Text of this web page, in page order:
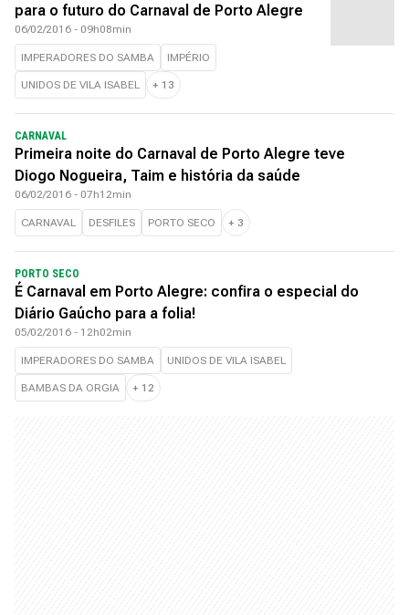
para o futuro do Carnaval de Porto Alegre
06/02/2016 - 09h08min
IMPERADORES DO SAMBA IMPÉRIO
UNIDOS DE VILA ISABEL + 13
CARNAVAL
Primeira noite do Carnaval de Porto Alegre teve
Diogo Nogueira, Taim e história da saúde
06/02/2016 - 07h12min
CARNAVAL DESFILES PORTO SECO + 3
PORTO SECO
É Carnaval em Porto Alegre: confira o especial do
Diário Gaúcho para a folia!
05/02/2016 - 12h02min
IMPERADORES DO SAMBA UNIDOS DE VILA ISABEL
BAMBAS DA ORGIA + 12